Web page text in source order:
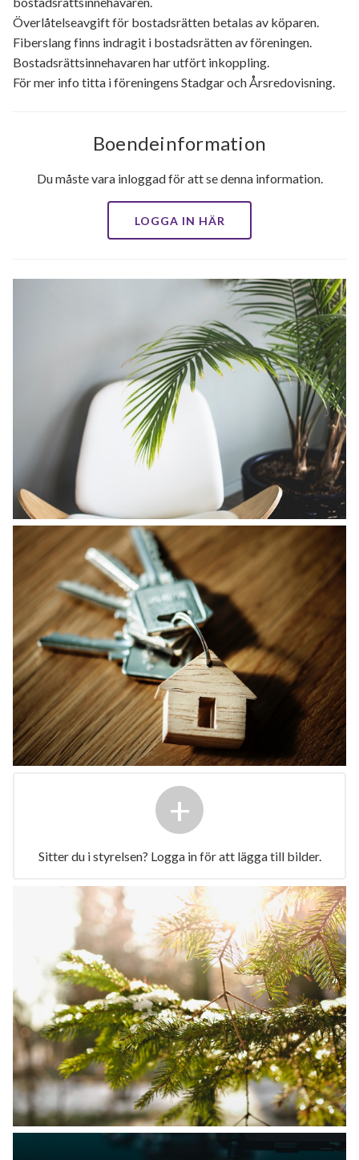
Överlåtelseavgift för bostadsrätten betalas av köparen.
Fiberslang finns indragit i bostadsrätten av föreningen.
Bostadsrättsinnehavaren har utfört inkoppling.
För mer info titta i föreningens Stadgar och Årsredovisning.
Boendeinformation
Du måste vara inloggad för att se denna information.
LOGGA IN HÄR
+
Sitter du i styrelsen? Logga in för att lägga till bilder.